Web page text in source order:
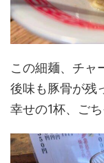
この細麺、チャ
後味も豚骨が残
幸せの1杯、ご